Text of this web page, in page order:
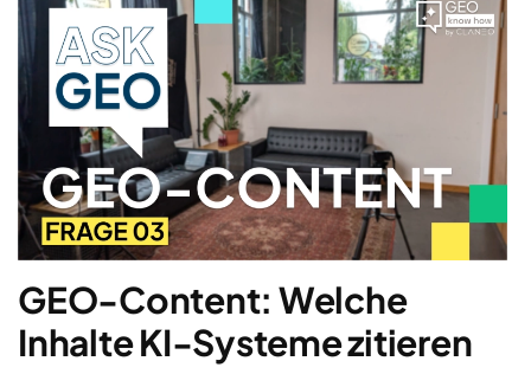
GEO-Content: Welche
Inhalte KI-Systeme zitieren